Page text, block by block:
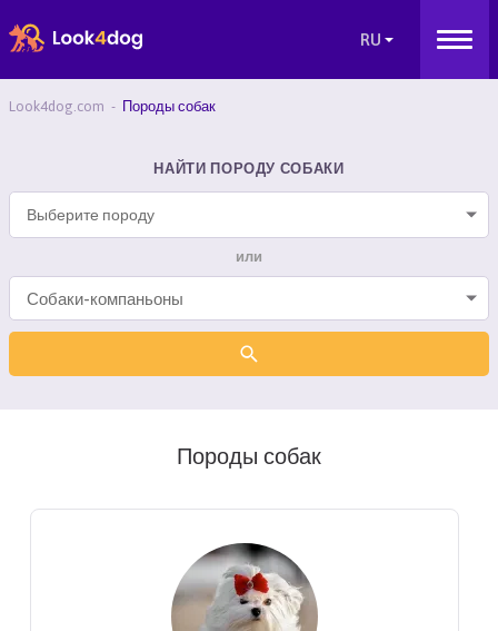
Look4dog.com Породы собак
НАЙТИ ПОРОДУ СОБАКИ
Выберите породу
или
Породы собак